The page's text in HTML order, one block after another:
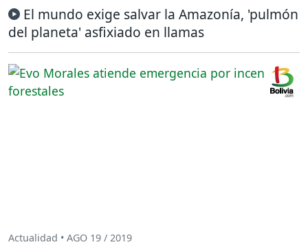
El mundo exige salvar la Amazonía, 'pulmón
del planeta' asfixiado en llamas
Actualidad • AGO 19 / 2019